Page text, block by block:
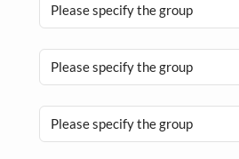
Please specify the group
Please specify the group
Please specify the group